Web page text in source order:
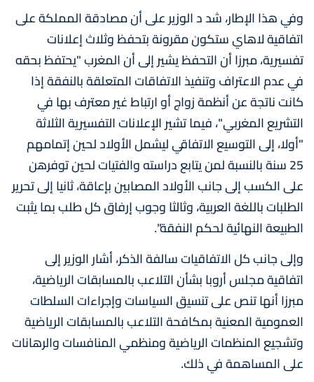
وفي هذا الإطار، شد د الوزير على أن مصادقة المملكة على
اتفاقية لاهاي ستكون مقرونة بتحفظ وثلاث إعلانات
تفسيرية، مبرزا أن التحفظ يشير إلى أن المغرب "يحتفظ بحقه
في عدم الاعتراف وتنفيذ الاتفاقات المتعلقة بالنفقة إذا
كانت ناتجة عن أنظمة زواج أو ارتباط غير معترف بها في
التشريع المغربي"، فيما تشير الإعلانات التفسيرية الثلاثة
"أولا، إلى التوسيع الاتفاقي ليشمل الأولاد لحين إتمامهم
25 سنة بالنسبة لمن يتابع دراسته والفتيات لحين توفرهن
على الكسب إلى جانب الأولاد المصابين بإعاقة، ثانيا إلى تحرير
الطلبات باللغة العربية، وثالثا وجوب إرفاق كل طلب بما يثبت
الطبيعة النهائية لحكم النفقة".
وإلى جانب كل الاتفاقيات سالفة الذكر، أشار الوزير إلى
اتفاقية مجلس أروبا بشأن التلاعب بالمسابقات الرياضية،
مبرزا أنها تنص على تنسيق السياسات وإجراءات السلطات
العمومية المعنية بمكافحة التلاعب بالمسابقات الرياضية
وتشجيع المنظمات الرياضية ومنظمي المنافسات والرهانات
على المساهمة في ذلك.